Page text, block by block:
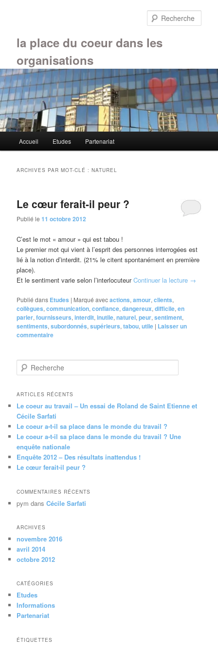
la place du coeur dans les
organisations
principal
Accueil Etudes Partenariat
ARCHIVES PAR MOT-CLÉ :NATUREL
Le cœur ferait-il peur ?
Publié le11 octobre 2012
C’est le mot « amour » qui est tabou !
Le premier mot qui vient à l’esprit des personnes interrogées est
lié à la notion d’interdit. (21% le citent spontanément en première
place).
Et le sentiment varie selon l’interlocuteurContinuer la lecture →
Publié dans Etudes | Marqué avecactions,amour,clients,
collègues,communication,confiance,dangereux,difficile,en
parler,fournisseurs,interdit,inutile,naturel,peur,sentiment,
sentiments,subordonnés,supérieurs,tabou,utile | Laisser un
commentaire
e
h
r
c
h
e
ARTICLES RÉCENTS
Le coeur au travail – Un essai de Roland de Saint Etienne et
Cécile Sarfati
Le coeur a-t-il sa place dans le monde du travail ?
Le coeur a-t-il sa place dans le monde du travail ? Une
enquête nationale
Enquête 2012 – Des résultats inattendus !
Le cœur ferait-il peur ?
COMMENTAIRES RÉCENTS
pym dansCécile Sarfati
ARCHIVES
novembre 2016
avril 2014
octobre 2012
CATÉGORIES
Etudes
Informations
Partenariat
ÉTIQUETTES